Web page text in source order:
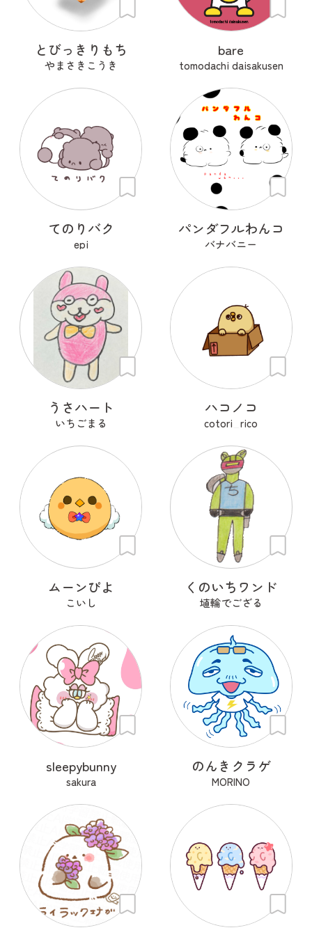
とびっきりもち
やまさきこうき
bare
tomodachi daisakusen
てのりバク
epi
パンダフルわんコ
バナバニー
うさハート
いちごまる
ハコノコ
cotori_rico
ムーンぴよ
こいし
くのいちワンド
埴輪でござる
sleepybunny
sakura
のんきクラゲ
MORINO